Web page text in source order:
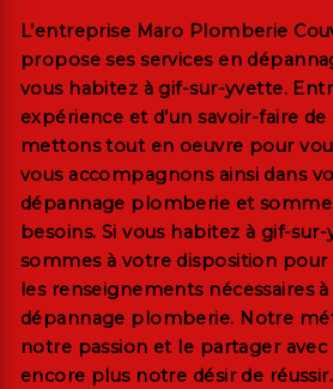
L’entreprise Maro Plomberie
propose ses services en
vous habitez à gif-sur-yvette.
expérience et d’un savoir-faire
mettons tout en oeuvre pour
vous accompagnons ainsi dans
dépannage plomberie et
besoins. Si vous habitez à gif-sur-
sommes à votre disposition
les renseignements nécessaires
dépannage plomberie. Notre
notre passion et le partager
encore plus notre désir de